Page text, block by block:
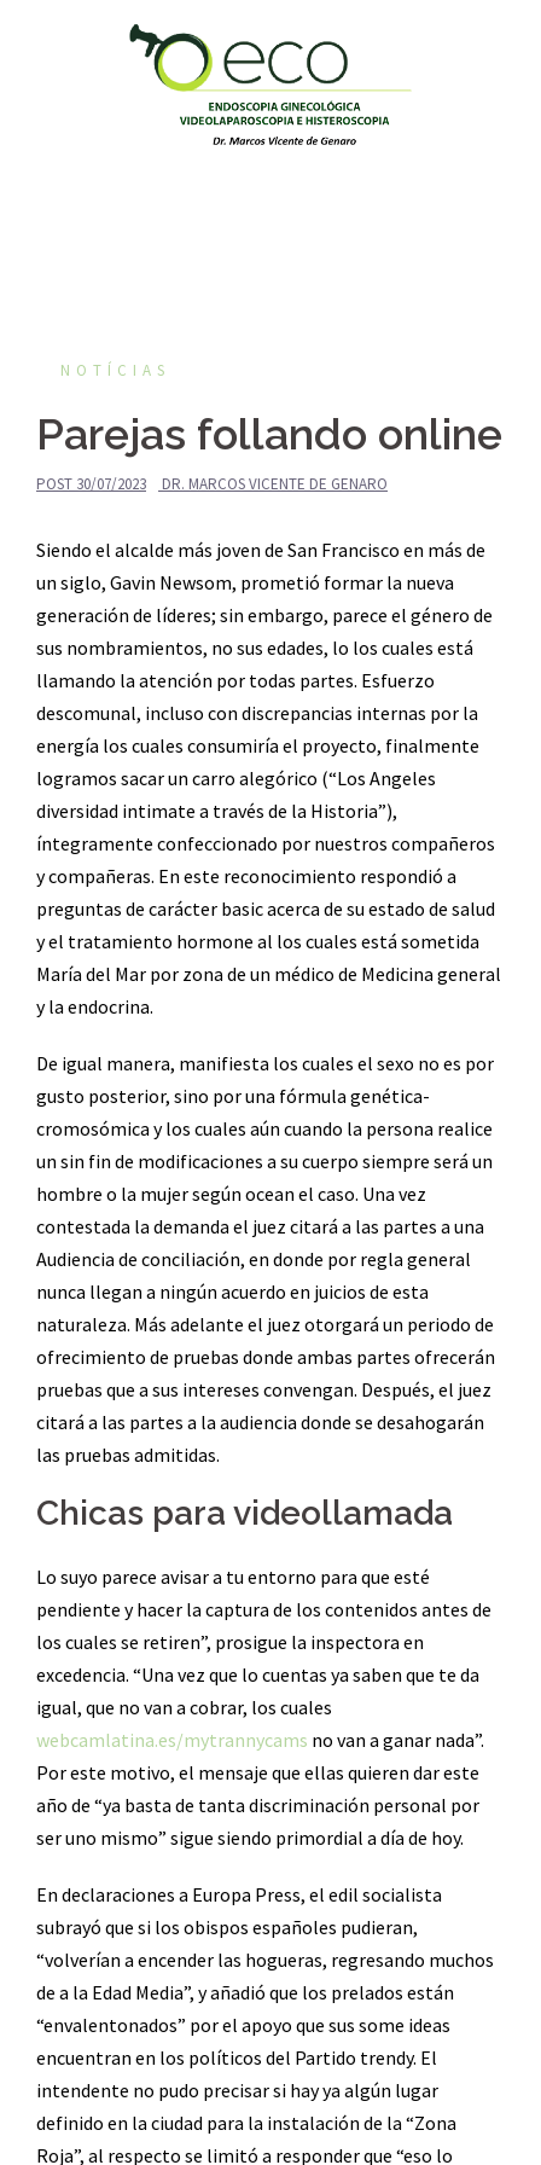
NOTÍCIAS
Parejas follando online
POST 30/07/2023 DR. MARCOS VICENTE DE GENARO
Siendo el alcalde más joven de San Francisco en más de
un siglo, Gavin Newsom, prometió formar la nueva
generación de líderes; sin embargo, parece el género de
sus nombramientos, no sus edades, lo los cuales está
llamando la atención por todas partes. Esfuerzo
descomunal, incluso con discrepancias internas por la
energía los cuales consumiría el proyecto, finalmente
logramos sacar un carro alegórico (“Los Angeles
diversidad intimate a través de la Historia”),
íntegramente confeccionado por nuestros compañeros
y compañeras. En este reconocimiento respondió a
preguntas de carácter basic acerca de su estado de salud
y el tratamiento hormone al los cuales está sometida
María del Mar por zona de un médico de Medicina general
y la endocrina.
De igual manera, manifiesta los cuales el sexo no es por
gusto posterior, sino por una fórmula genética-
cromosómica y los cuales aún cuando la persona realice
un sin fin de modificaciones a su cuerpo siempre será un
hombre o la mujer según ocean el caso. Una vez
contestada la demanda el juez citará a las partes a una
Audiencia de conciliación, en donde por regla general
nunca llegan a ningún acuerdo en juicios de esta
naturaleza. Más adelante el juez otorgará un periodo de
ofrecimiento de pruebas donde ambas partes ofrecerán
pruebas que a sus intereses convengan. Después, el juez
citará a las partes a la audiencia donde se desahogarán
las pruebas admitidas.
Chicas para videollamada
Lo suyo parece avisar a tu entorno para que esté
pendiente y hacer la captura de los contenidos antes de
los cuales se retiren”, prosigue la inspectora en
excedencia. “Una vez que lo cuentas ya saben que te da
igual, que no van a cobrar, los cuales
webcamlatina.es/mytrannycams no van a ganar nada”.
Por este motivo, el mensaje que ellas quieren dar este
año de “ya basta de tanta discriminación personal por
ser uno mismo” sigue siendo primordial a día de hoy.
En declaraciones a Europa Press, el edil socialista
subrayó que si los obispos españoles pudieran,
“volverían a encender las hogueras, regresando muchos
de a la Edad Media”, y añadió que los prelados están
“envalentonados” por el apoyo que sus some ideas
encuentran en los políticos del Partido trendy. El
intendente no pudo precisar si hay ya algún lugar
definido en la ciudad para la instalación de la “Zona
Roja”, al respecto se limitó a responder que “eso lo